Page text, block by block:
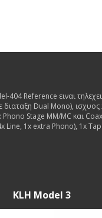
Reference ειναι
διαταξη Dual Mono),
Stage MM/MC και Coaxial
Line, 1x extra Phono), 1x
board. Εξοδοι: 2x pairs Pre
KLH Model 3